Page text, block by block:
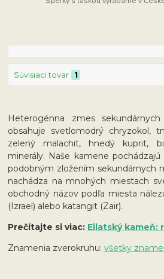
Súvisiaci tovar 1
Heterogénna zmes
obsahuje svetlomodrý chryzokol,
zelený malachit, hnedý kuprit,
minerály. Naše kamene
podobným zložením sekundárnych
nachádza na mnohých miestach
obchodný názov podľa miesta
(Izrael) alebo katangit (Zair).
Prečítajte si viac: Eilatský
Znamenia zverokruhu:všetky